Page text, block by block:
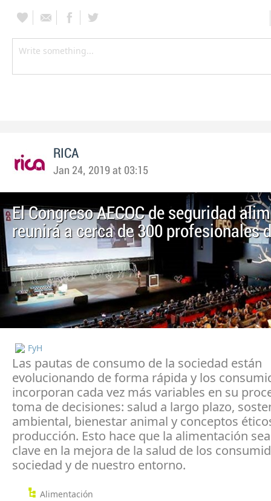
RICA
Jan 24, 2019 at 03:15
El Congreso AECOC de seguridad
reunirá a cerca de 300 profesionales
FyH
Las pautas de consumo de la sociedad están
evolucionando de forma rápida y los
incorporan cada vez más variables en su
toma de decisiones: salud a largo plazo,
ambiental, bienestar animal y conceptos
producción. Esto hace que la alimentación
clave en la mejora de la salud de los
sociedad y de nuestro entorno.
Alimentación